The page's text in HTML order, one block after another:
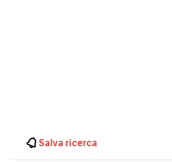
Salva ricerca